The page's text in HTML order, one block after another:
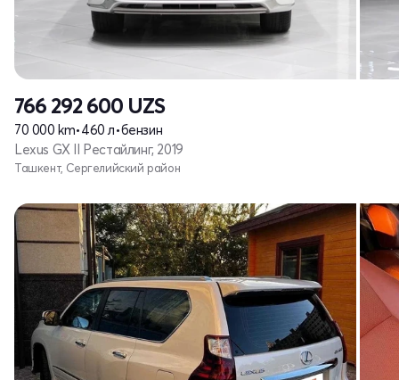
766 292 600 UZS
70 000 km•460 л•бензин
Lexus GX II Рестайлинг, 2019
Ташкент, Сергелийский район